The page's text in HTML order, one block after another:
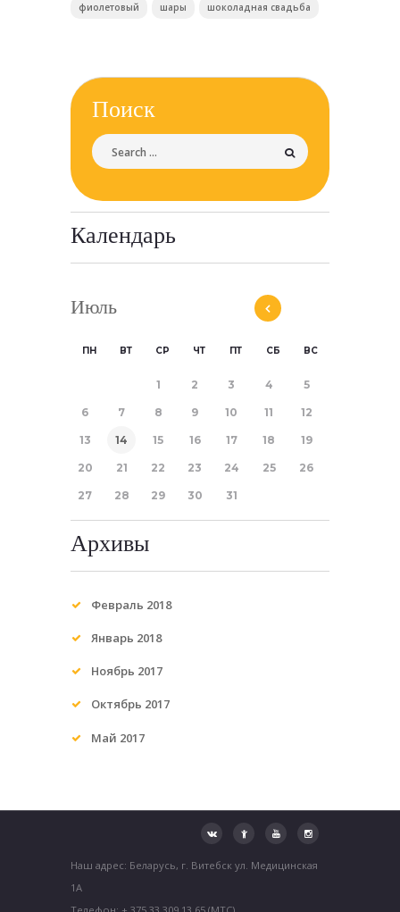
фиолетовый шары шоколадная свадьба
Поиск
Календарь
Июль
ПН ВТ СР ЧТ ПТ СБ ВС
1 2 3 4 5
6 7 8 9 10 11 12
13 14 15 16 17 18 19
20 21 22 23 24 25 26
27 28 29 30 31
Архивы
Февраль 2018
Январь 2018
Ноябрь 2017
Октябрь 2017
Май 2017
Наш адрес: Беларусь, г. Витебск ул. Медицинская
1А